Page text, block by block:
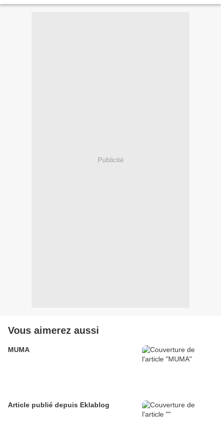
Publicité
Vous aimerez aussi
MUMA
Article publié depuis Eklablog